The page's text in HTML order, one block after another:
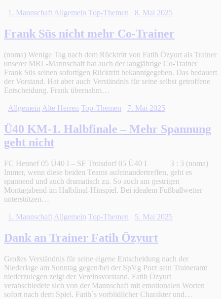
1. Mannschaft Allgemein Top-Themen 8. Mai 2025
Frank Süs nicht mehr Co-Trainer
(noma) Wenige Tag nach dem Rücktritt von Fatih Özyurt als Trainer
unserer MRL-Mannschaft hat auch der langjährige Co-Trainer
Frank Süs seinen sofortigen Rücktritt bekanntgegeben. Das bedauert
der Vorstand. Hat aber auch Verständnis für seine selbst getroffene
Entscheidung. Frank übernahm…
Allgemein Alte Herren Top-Themen 7. Mai 2025
Ü40 KM-1. Halbfinale – Mehr Spannung
geht nicht
FC Hennef 05 Ü40 I – SF Troisdorf 05 Ü40 I 3 : 3 (noma)
Immer, wenn diese beiden Teams aufeinandertreffen, geht es
spannend und auch dramatisch zu. So auch am gestrigen
Montagabend im Halbfinal-Hinspiel. Bei idealem Fußballwetter
unterstützen…
1. Mannschaft Allgemein Top-Themen 5. Mai 2025
Dank an Trainer Fatih Özyurt
Großes Verständnis für seine eigene Entscheidung nach der
Niederlage am Sonntag gegen/bei der SpVg Porz sein Traineramt
niederzulegen zeigt der Vereinsvorstand. Fatih Özyurt
verabschiedete sich von der Mannschaft mit emotionalen Worten
sofort nach dem Spiel. Fatih`s vorbildlicher Charakter und…